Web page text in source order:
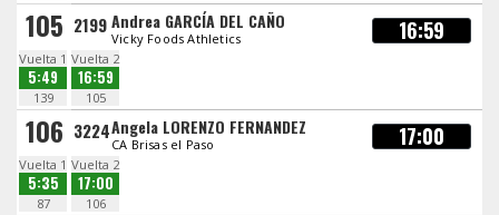
105 2199Andrea GARCÍA DEL CAÑO
Vicky Foods Athletics 16:59
Vuelta 1
5:49
139
Vuelta 2
16:59
105
106 3224Angela LORENZO FERNANDEZ
CA Brisas el Paso 17:00
Vuelta 1
5:35
87
Vuelta 2
17:00
106